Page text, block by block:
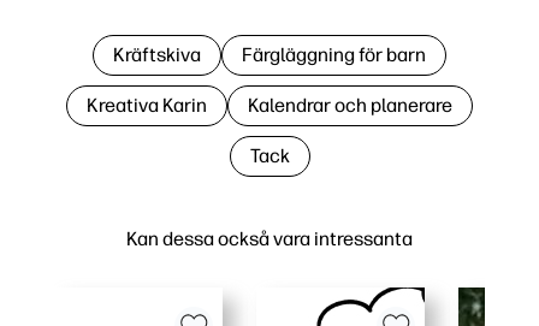
Kan dessa också vara intressanta
Kräftskiva Färgläggning för barn
Kreativa Karin Kalendrar och planerare
Tack